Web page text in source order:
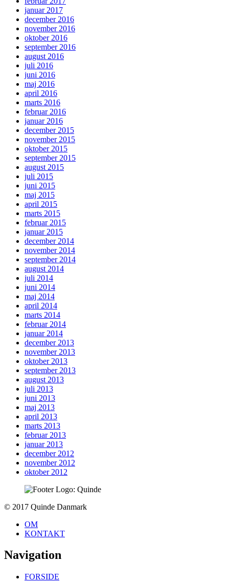
januar 2017
december 2016
november 2016
oktober 2016
september 2016
august 2016
juli 2016
juni 2016
maj 2016
april 2016
marts 2016
februar 2016
januar 2016
december 2015
november 2015
oktober 2015
september 2015
august 2015
juli 2015
juni 2015
maj 2015
april 2015
marts 2015
februar 2015
januar 2015
december 2014
november 2014
september 2014
august 2014
juli 2014
juni 2014
maj 2014
april 2014
marts 2014
februar 2014
januar 2014
december 2013
november 2013
oktober 2013
september 2013
august 2013
juli 2013
juni 2013
maj 2013
april 2013
marts 2013
februar 2013
januar 2013
december 2012
november 2012
oktober 2012
To
© 2017 Quinde Danmark
OM
KONTAKT
Navigation
FORSIDE